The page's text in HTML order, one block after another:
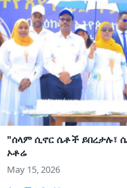
"ሰላም ሲኖር ሴቶች ይበረታሉ፣
ኦቶሬ
May 15, 2026